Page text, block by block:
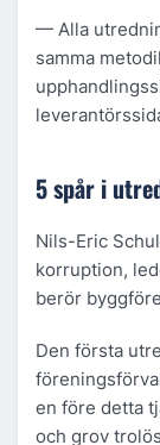
— Alla
samma
5 spår i
Nils-Eric
korruption,
berör
Den första
en före detta
och grov